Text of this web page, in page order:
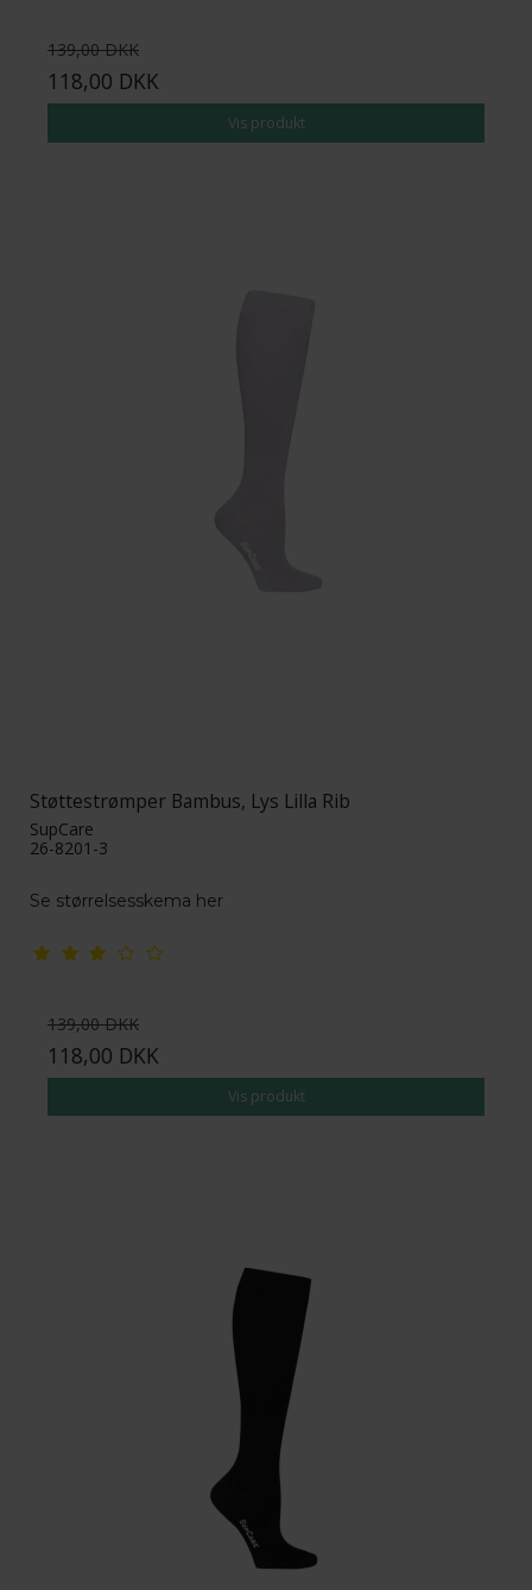
139,00 DKK
118,00 DKK
Vis produkt
Støttestrømper Bambus, Lys Lilla Rib
SupCare
26-8201-3
Se størrelsesskema her
139,00 DKK
118,00 DKK
Vis produkt